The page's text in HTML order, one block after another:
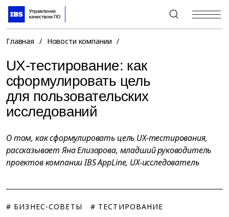
+7 (495) 967-80-80
Главная / Новости компании /
UX-тестирование: как
сформулировать цель
для пользовательских
исследований
О том, как сформулировать цель UX-тестирования,
рассказывает Яна Елизарова, младший руководитель
проектов компании IBS AppLine, UX-исследователь
# БИЗНЕС-СОВЕТЫ
# ТЕСТИРОВАНИЕ